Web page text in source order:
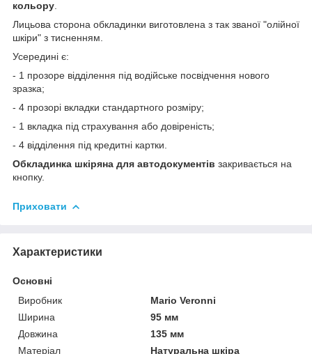
кольору
Лицьова сторона обкладинки виготовлена з так званої "олійної
шкіри" з тисненням.
Усередині є:
- 1 прозоре відділення під водійське посвідчення нового
зразка;
- 4 прозорі вкладки стандартного розміру;
- 1 вкладка під страхування або довіреність;
- 4 відділення під кредитні картки.
Обкладинка шкіряна для автодокументів закривається на
кнопку.
Приховати
Характеристики
Основні
Виробник
Mario Veronni
Ширина
95 мм
Довжина
135 мм
Матеріал
Натуральна шкіра